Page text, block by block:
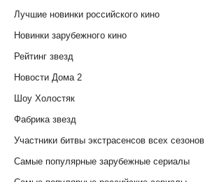
Лучшие новинки российского кино
Новинки зарубежного кино
Рейтинг звезд
Новости Дома 2
Шоу Холостяк
Фабрика звезд
Участники битвы экстрасенсов всех сезонов
Самые популярные зарубежные сериалы